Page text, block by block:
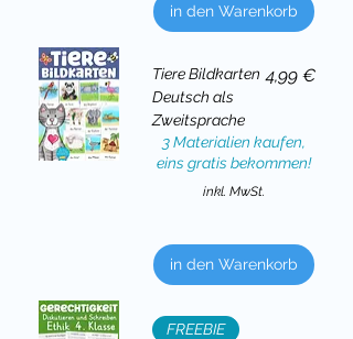
in den Warenkorb
Tiere Bildkarten
Deutsch als
Zweitsprache
Preis
4,99 €
3 Materialien kaufen,
eins gratis bekommen!
inkl. MwSt.
in den Warenkorb
FREEBIE